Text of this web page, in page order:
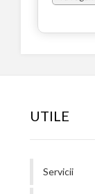
UTILE
Servicii